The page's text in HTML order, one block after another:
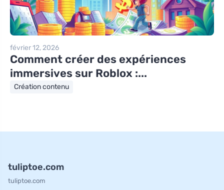
février 12, 2026
Comment créer des expériences
immersives sur Roblox :...
Création contenu
tuliptoe.com
tuliptoe.com